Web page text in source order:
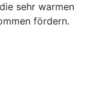
sehr warmen
fördern.